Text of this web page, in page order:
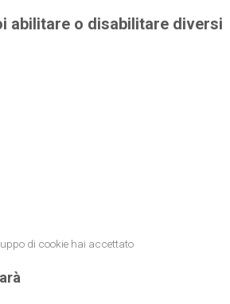
abilitare o disabilitare diversi
di cookie hai accettato